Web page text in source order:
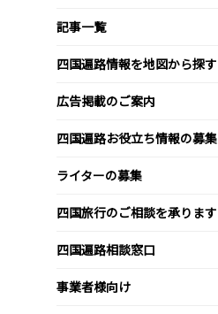
記事一覧
四国遍路情報を地図から探す
広告掲載のご案内
四国遍路お役立ち情報の募集
ライターの募集
四国旅行のご相談を承ります
四国遍路相談窓口
事業者様向け